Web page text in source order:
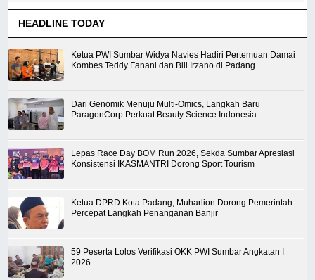
HEADLINE TODAY
Ketua PWI Sumbar Widya Navies Hadiri Pertemuan Damai
Kombes Teddy Fanani dan Bill Irzano di Padang
Dari Genomik Menuju Multi-Omics, Langkah Baru
ParagonCorp Perkuat Beauty Science Indonesia
Lepas Race Day BOM Run 2026, Sekda Sumbar Apresiasi
Konsistensi IKASMANTRI Dorong Sport Tourism
Ketua DPRD Kota Padang, Muharlion Dorong Pemerintah
Percepat Langkah Penanganan Banjir
59 Peserta Lolos Verifikasi OKK PWI Sumbar Angkatan I
2026